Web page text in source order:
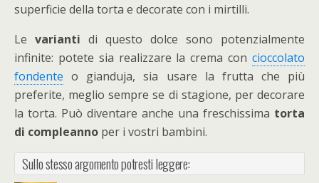
superficie della torta e decorate con i mirtilli.
Le varianti di questo dolce sono potenzialmente
infinite: potete sia realizzare la crema con cioccolato
fondente o gianduja, sia usare la frutta che più
preferite, meglio sempre se di stagione, per decorare
la torta. Può diventare anche una freschissima torta
di compleanno per i vostri bambini.
Sullo stesso argomento potresti leggere: